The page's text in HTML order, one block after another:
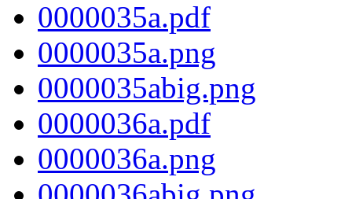
0000035a.pdf
0000035a.png
0000035abig.png
0000036a.pdf
0000036a.png